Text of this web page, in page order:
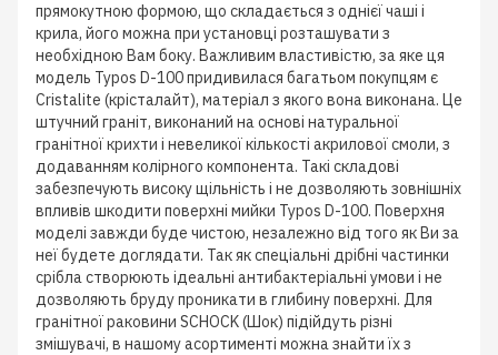
прямокутною формою, що складається з однієї чаші і
крила, його можна при установці розташувати з
необхідною Вам боку. Важливим властивістю, за яке ця
модель Typos D-100 придивилася багатьом покупцям є
Cristalite (крісталайт), матеріал з якого вона виконана. Це
штучний граніт, виконаний на основі натуральної
гранітної крихти і невеликої кількості акрилової смоли, з
додаванням колірного компонента. Такі складові
забезпечують високу щільність і не дозволяють зовнішніх
впливів шкодити поверхні мийки Typos D-100. Поверхня
моделі завжди буде чистою, незалежно від того як Ви за
неї будете доглядати. Так як спеціальні дрібні частинки
срібла створюють ідеальні антибактеріальні умови і не
дозволяють бруду проникати в глибину поверхні. Для
гранітної раковини SCHOCK (Шок) підійдуть різні
змішувачі, в нашому асортименті можна знайти їх з